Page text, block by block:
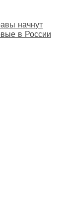
начнут
в России